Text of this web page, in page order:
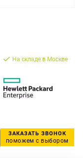
На складе в Москве
ЗАКАЗАТЬ ЗВОНОК
поможем с выбором